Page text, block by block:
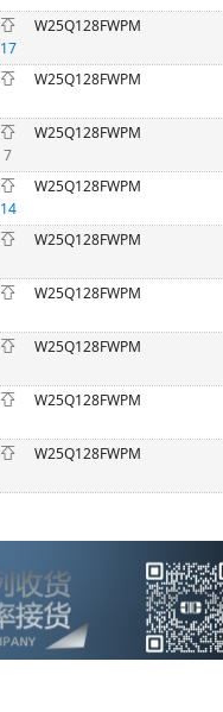
17
W25Q128FWPM
W25Q128FWPM
7
W25Q128FWPM
14
W25Q128FWPM
W25Q128FWPM
W25Q128FWPM
W25Q128FWPM
W25Q128FWPM
W25Q128FWPM